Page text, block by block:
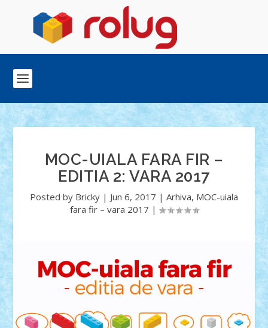
MOC-UIALA FARA FIR –
EDITIA 2: VARA 2017
Posted by Bricky | Jun 6, 2017 | Arhiva, MOC-uiala
fara fir – vara 2017 |